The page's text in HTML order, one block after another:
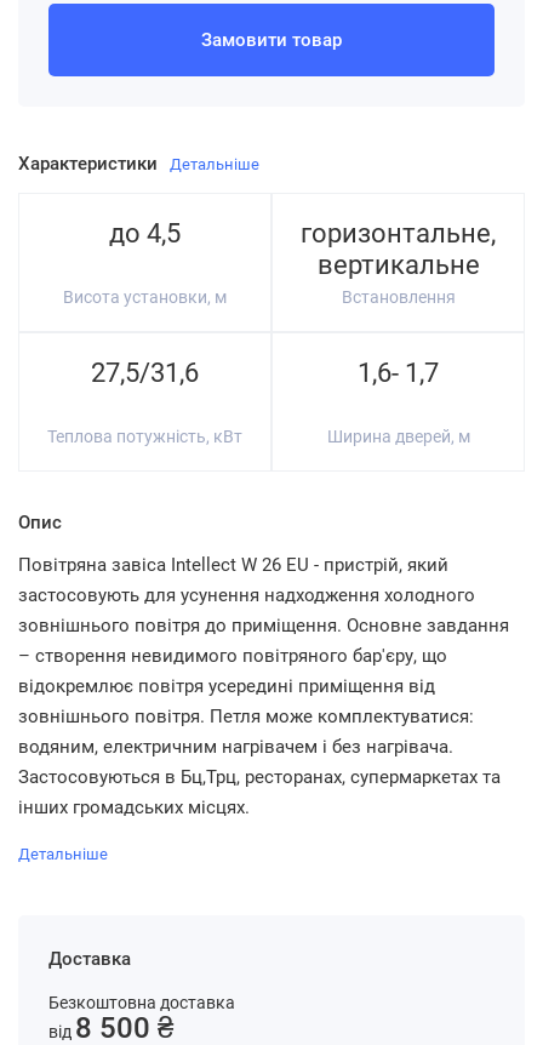
Характеристики Детальніше
до 4,5
Висота установки, м
горизонтальне,
вертикальне
Встановлення
27,5/31,6
Теплова потужність, кВт
1,6- 1,7
Ширина дверей, м
Опис
Повітряна завіса Intellect W 26 EU - пристрій, який
застосовують для усунення надходження холодного
зовнішнього повітря до приміщення. Основне завдання
– створення невидимого повітряного бар'єру, що
відокремлює повітря усередині приміщення від
зовнішнього повітря. Петля може комплектуватися:
водяним, електричним нагрівачем і без нагрівача.
Застосовуються в Бц,Трц, ресторанах, супермаркетах та
інших громадських місцях.
Детальніше
Доставка
Безкоштовна доставка
від 8 500 ₴
Замовити товар